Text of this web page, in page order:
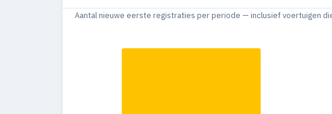
1995 1
Aantal nieuwe eerste registraties per periode — inclusief voertuigen